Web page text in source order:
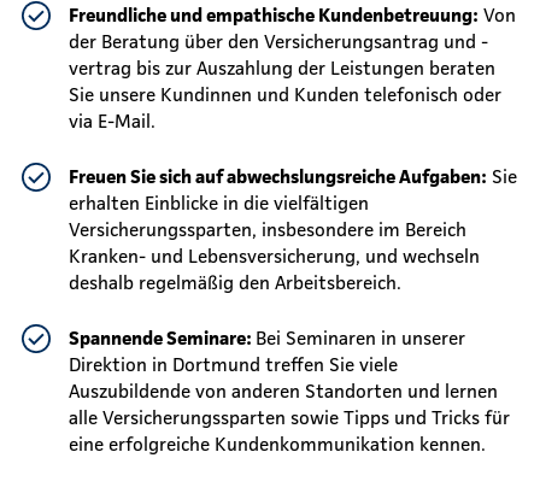
Freundliche und empathische Kundenbetreuung: Von
der Beratung über den Versicherungsantrag und -
vertrag bis zur Auszahlung der Leistungen beraten
Sie unsere Kundinnen und Kunden telefonisch oder
via E-Mail.
Freuen Sie sich auf abwechslungsreiche Aufgaben: Sie
erhalten Einblicke in die vielfältigen
Versicherungssparten, insbesondere im Bereich
Kranken- und Lebensversicherung, und wechseln
deshalb regelmäßig den Arbeitsbereich.
Spannende Seminare: Bei Seminaren in unserer
Direktion in Dortmund treffen Sie viele
Auszubildende von anderen Standorten und lernen
alle Versicherungssparten sowie Tipps und Tricks für
eine erfolgreiche Kundenkommunikation kennen.